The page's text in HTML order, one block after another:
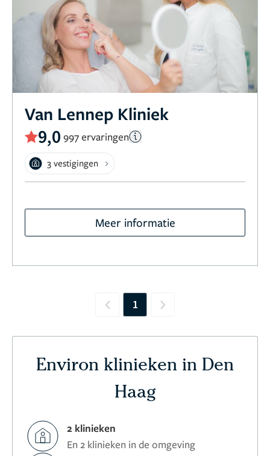
Van Lennep Kliniek
9,0 997 ervaringen
3 vestigingen
Meer informatie
Previous
1 Next
Environ klinieken in Den
Haag
2 klinieken
En 2 klinieken in de omgeving